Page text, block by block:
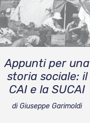
Appunti per una
storia sociale: il
CAI e la SUCAI
di Giuseppe Garimoldi